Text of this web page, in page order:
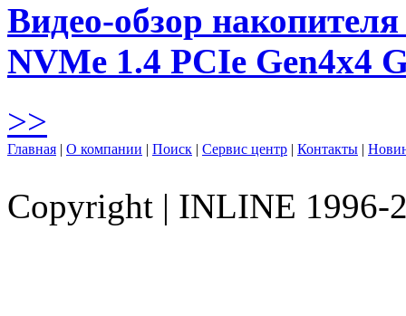
Видео-обзор
NVMe 1.4 PCIe Gen4х4
>>
Главная | О компании | Поиск | Сервис центр | Контакты |
Copyright | INLINE 1996-